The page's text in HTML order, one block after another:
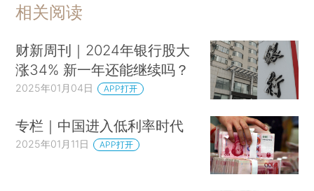
相关阅读
财新周刊｜2024年银行股大
涨34% 新一年还能继续吗？
2025年01月04日 APP打开
专栏｜中国进入低利率时代
2025年01月11日 APP打开